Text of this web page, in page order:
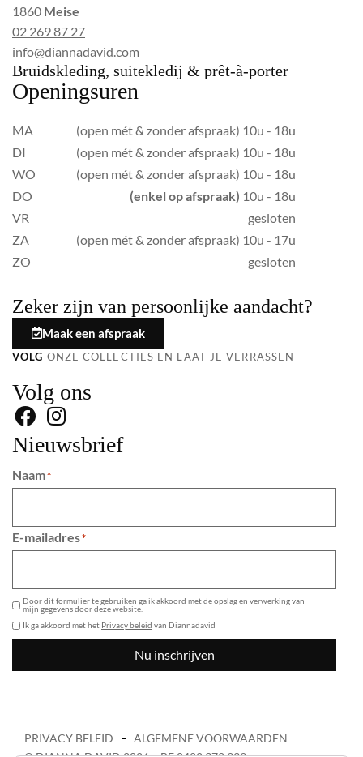
1860 Meise
02 269 87 27
info@diannadavid.com
Bruidskleding, suitekledij & prêt-à-porter
Openingsuren
MA
(open mét & zonder afspraak) 10u - 18u
DI
(open mét & zonder afspraak) 10u - 18u
WO
(open mét & zonder afspraak) 10u - 18u
DO
(enkel op afspraak) 10u - 18u
VR
gesloten
ZA
(open mét & zonder afspraak) 10u - 17u
ZO
gesloten
Zeker zijn van persoonlijke aandacht?
Maak een afspraak
VOLG ONZE COLLECTIES EN LAAT JE VERRASSEN
Volg ons
Nieuwsbrief
Naam*
E-mailadres*
Door dit formulier te gebruiken ga ik akkoord met de opslag en verwerking van
mijn gegevens door deze website.
Ik ga akkoord met het Privacy beleid van Diannadavid
Nu inschrijven
PRIVACY BELEID
ALGEMENE VOORWAARDEN